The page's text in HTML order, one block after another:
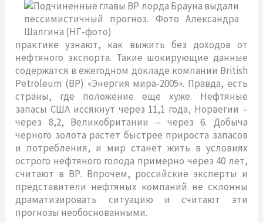
практике узнают, как выжить без доходов от
нефтяного экспорта. Такие шокирующие данные
содержатся в ежегодном докладе компании British
Petroleum (ВР) «Энергия мира-2005». Правда, есть
страны, где положение еще хуже. Нефтяные
запасы США иссякнут через 11,1 года, Норвегии –
через 8,2, Великобритании – через 6. Добыча
черного золота растет быстрее прироста запасов
и потребления, и мир станет жить в условиях
острого нефтяного голода примерно через 40 лет,
считают в ВР. Впрочем, российские эксперты и
представители нефтяных компаний не склонны
драматизировать ситуацию и считают эти
прогнозы необоснованными.